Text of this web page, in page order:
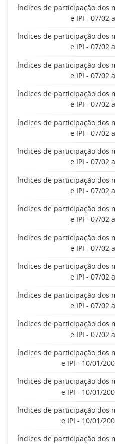
Índices de participação dos
e IPI - 07/02
Índices de participação dos
e IPI - 07/02
Índices de participação dos
e IPI - 07/02
Índices de participação dos
e IPI - 07/02
Índices de participação dos
e IPI - 07/02
Índices de participação dos
e IPI - 07/02
Índices de participação dos
e IPI - 07/02
Índices de participação dos
e IPI - 07/02
Índices de participação dos
e IPI - 07/02
Índices de participação dos
e IPI - 07/02
Índices de participação dos
e IPI - 07/02
Índices de participação dos
e IPI - 07/02
Índices de participação dos
e IPI - 10/01/
Índices de participação dos
e IPI - 10/01/
Índices de participação dos
e IPI - 10/01/
Índices de participação dos